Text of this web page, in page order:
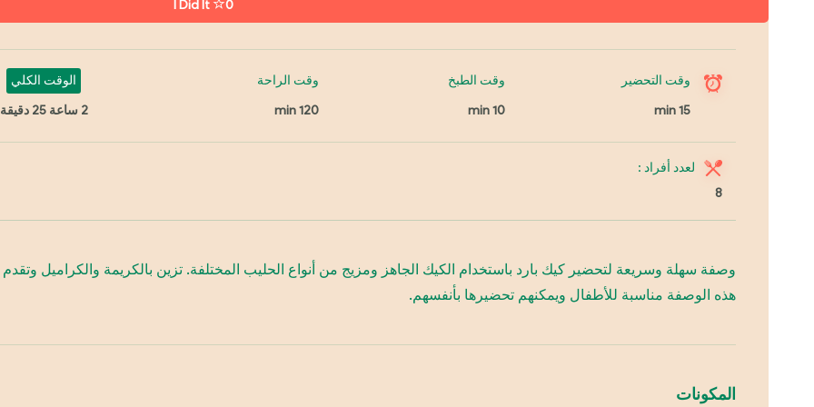
I Did It 0
وقت التحضير
15 min
وقت الطبخ
10 min
وقت الراحة
120 min
الوقت الكلي
2 ساعة 25 دقيقة
لعدد أفراد :
8
وصفة سهلة وسريعة لتحضير كيك بارد باستخدام الكيك الجاهز ومزيج من أنواع الحليب المختلفة. تزين بالكريمة والكراميل وتقدم
هذه الوصفة مناسبة للأطفال ويمكنهم تحضيرها بأنفسهم.
المكونات